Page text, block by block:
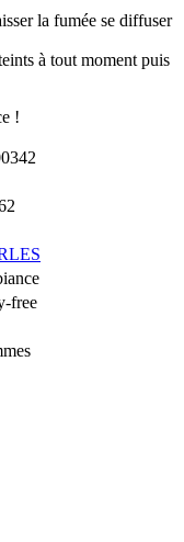
la fumée se diffuser
à tout moment puis
!
free